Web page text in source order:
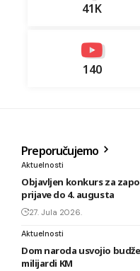
41K
140
Preporučujemo
Aktuelnosti
Objavljen konkurs za
prijave do 4. augusta
27. Jula 2026.
Aktuelnosti
Dom naroda usvojio
milijardi KM